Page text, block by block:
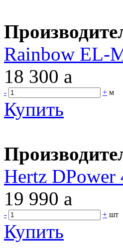
Rainbow EL-
18 300 a
- + м
Купить
Hertz DPower
19 990 a
- + шт
Купить